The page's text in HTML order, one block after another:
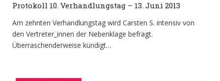
Protokoll 10. Verhandlungstag – 13. Juni 2013
Am zehnten Verhandlungstag wird Carsten S. intensiv von
den Vertreter_innen der Nebenklage befragt.
Überraschenderweise kündigt…